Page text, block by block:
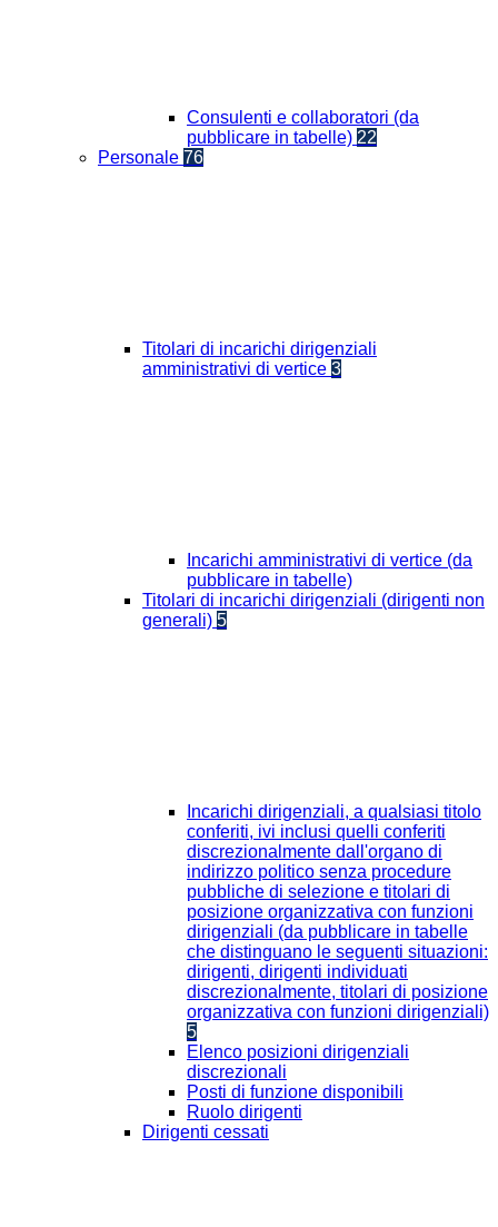
Consulenti e collaboratori (da
pubblicare in tabelle) 22
Personale 76
Titolari di incarichi dirigenziali
amministrativi di vertice 3
Incarichi amministrativi di vertice (da
pubblicare in tabelle)
Titolari di incarichi dirigenziali (dirigenti non
generali) 5
Incarichi dirigenziali, a qualsiasi titolo
conferiti, ivi inclusi quelli conferiti
discrezionalmente dall'organo di
indirizzo politico senza procedure
pubbliche di selezione e titolari di
posizione organizzativa con funzioni
dirigenziali (da pubblicare in tabelle
che distinguano le seguenti situazioni:
dirigenti, dirigenti individuati
discrezionalmente, titolari di posizione
organizzativa con funzioni dirigenziali)
5
Elenco posizioni dirigenziali
discrezionali
Posti di funzione disponibili
Ruolo dirigenti
Dirigenti cessati